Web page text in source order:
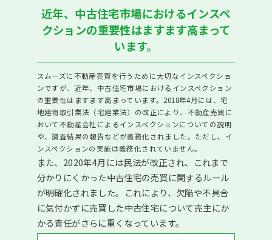
リフォーム事業
住まいの窓口の各種サポート
タワーマンション高値売却
売却診断フローチャート
買い替えのタイミングについて
教えてもらってよかったTOP8
大阪市住みたい「駅」TOP10
マンション売却した理由TOP7
売却にかかった期間TOP5
近年、中古住宅市場におけるインスペ
クションの重要性はますます高まって
います。
スムーズに不動産売買を行うために大切なインスペクショ
ンですが、近年、中古住宅市場におけるインスペクション
の重要性はますます高まっています。2018年4月には、宅
地建物取引業法（宅建業法）の改正により、不動産売買に
おいて不動産会社によるインスペクションについての説明
や、調査結果の報告などが義務化されました。ただし、イ
ンスペクションの実施は義務化されていません。
また、2020年4月には民法が改正され、これまで
分かりにくかった中古住宅の売買に関するルール
が明確化されました。これにより、欠陥や不具合
に気付かずに売買した中古住宅について売主にか
かる責任がさらに重くなっています。